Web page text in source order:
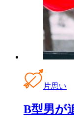
片思い
B型男が